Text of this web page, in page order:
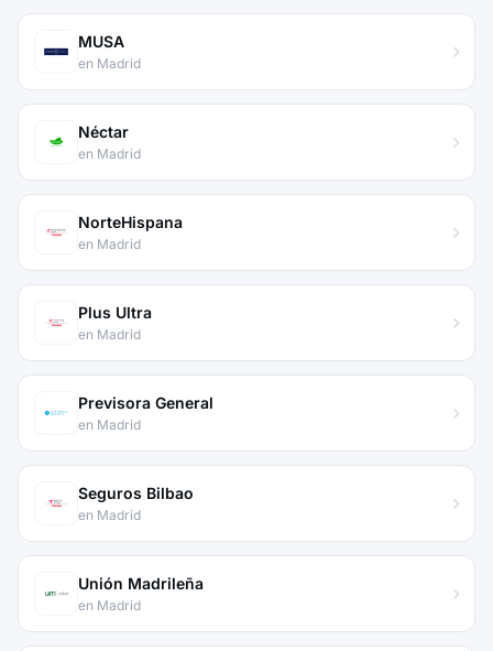
MUSA
en Madrid
Néctar
en Madrid
NorteHispana
en Madrid
Plus Ultra
en Madrid
Previsora General
en Madrid
Seguros Bilbao
en Madrid
Unión Madrileña
en Madrid